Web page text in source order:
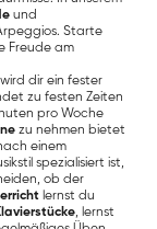
und
Starte
Freude am
dir ein fester
zu festen Zeiten
pro Woche
zu nehmen bietet
einem
spezialisiert ist,
ob der
lernst du
, lernst